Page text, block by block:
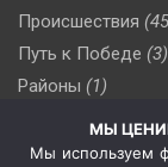
Происшествия
Путь к Победе (3)
Районы (1)
Сельское
МЫ
Мы используем